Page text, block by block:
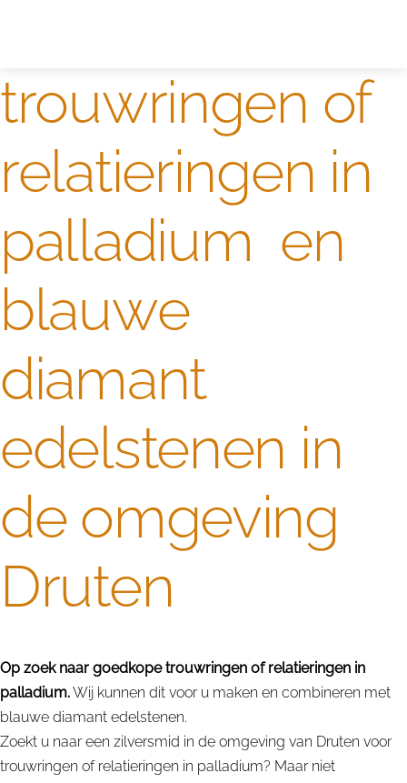
trouwringen of
relatieringen in
palladium en
blauwe
diamant
edelstenen in
de omgeving
Druten
Op zoek naar goedkope trouwringen of relatieringen in
palladium.Wij kunnen dit voor u maken en combineren met
blauwe diamant edelstenen.
Zoekt u naar een zilversmid in de omgeving van Druten voor
trouwringen of relatieringen in palladium? Maar niet